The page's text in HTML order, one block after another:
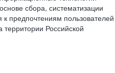
сбора, систематизации
предпочтениям пользователей
Российской